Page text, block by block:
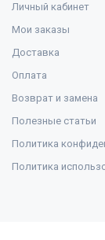
Личный кабинет
Мои заказы
Доставка
Оплата
Возврат и замена
Полезные статьи
Политика
Политика